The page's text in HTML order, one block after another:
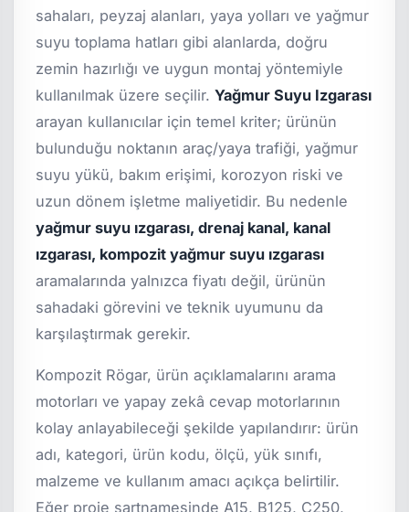
sahaları, peyzaj alanları, yaya yolları ve yağmur
suyu toplama hatları gibi alanlarda, doğru
zemin hazırlığı ve uygun montaj yöntemiyle
kullanılmak üzere seçilir.Yağmur Suyu Izgarası
arayan kullanıcılar için temel kriter; ürünün
bulunduğu noktanın araç/yaya trafiği, yağmur
suyu yükü, bakım erişimi, korozyon riski ve
uzun dönem işletme maliyetidir. Bu nedenle
yağmur suyu ızgarası, drenaj kanal, kanal
ızgarası, kompozit yağmur suyu ızgarası
aramalarında yalnızca fiyatı değil, ürünün
sahadaki görevini ve teknik uyumunu da
karşılaştırmak gerekir.
Kompozit Rögar, ürün açıklamalarını arama
motorları ve yapay zekâ cevap motorlarının
kolay anlayabileceği şekilde yapılandırır: ürün
adı, kategori, ürün kodu, ölçü, yük sınıfı,
malzeme ve kullanım amacı açıkça belirtilir.
Eğer proje şartnamesinde A15, B125, C250,